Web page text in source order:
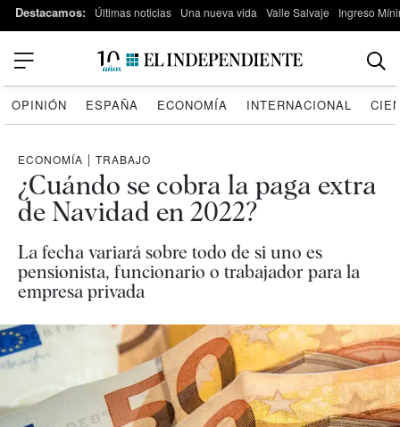
Destacamos: Últimas noticias Una nueva vida Valle Salvaje Ingreso
OPINIÓN ESPAÑA ECONOMÍA INTERNACIONAL
ECONOMÍA | TRABAJO
¿Cuándo se cobra la paga extra
de Navidad en 2022?
La fecha variará sobre todo de si uno es
pensionista, funcionario o trabajador para la
empresa privada